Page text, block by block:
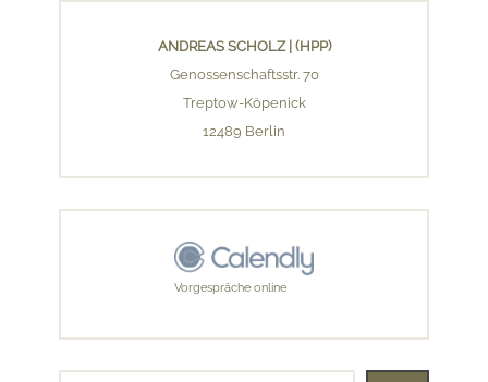
ANDREAS SCHOLZ | (HPP)
Genossenschaftsstr. 70
Treptow-Köpenick
12489 Berlin
Vorgespräche online